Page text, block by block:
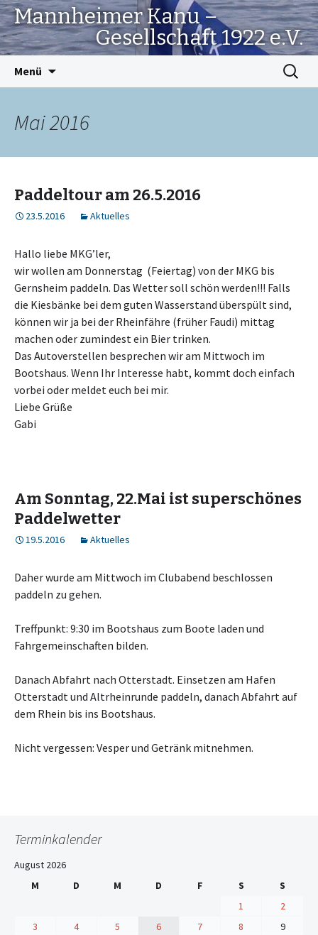
Mannheimer Kanu –
Gesellschaft 1922 e.V.
Menü
Suchen
nach:
Mai 2016
Paddeltour am 26.5.2016
23.5.2016 Aktuelles
Hallo liebe MKG’ler,
wir wollen am Donnerstag (Feiertag) von der MKG bis
Gernsheim paddeln. Das Wetter soll schön werden!!! Falls
die Kiesbänke bei dem guten Wasserstand überspült sind,
können wir ja bei der Rheinfähre (früher Faudi) mittag
machen oder zumindest ein Bier trinken.
Das Autoverstellen besprechen wir am Mittwoch im
Bootshaus. Wenn Ihr Interesse habt, kommt doch einfach
vorbei oder meldet euch bei mir.
Liebe Grüße
Gabi
Am Sonntag, 22.Mai ist superschönes
Paddelwetter
19.5.2016 Aktuelles
Daher wurde am Mittwoch im Clubabend beschlossen
paddeln zu gehen.
Treffpunkt: 9:30 im Bootshaus zum Boote laden und
Fahrgemeinschaften bilden.
Danach Abfahrt nach Otterstadt. Einsetzen am Hafen
Otterstadt und Altrheinrunde paddeln, danach Abfahrt auf
dem Rhein bis ins Bootshaus.
Nicht vergessen: Vesper und Getränk mitnehmen.
Terminkalender
August 2026
M
D M D F S
S
1
2
3
4 5 6 7 8
9